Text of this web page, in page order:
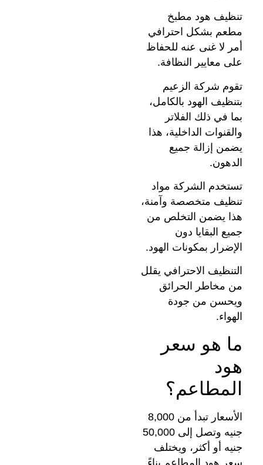
تنظيف هود مطبخ
مطعم بشكل احترافي
أمر لا غنى عنه للحفاظ
على معايير النظافة.
تقوم شركة الزعيم
بتنظيف الهود بالكامل،
بما في ذلك الفلاتر
والقنوات الداخلية، هذا
يضمن إزالة جميع
الدهون.
تستخدم الشركة مواد
تنظيف متخصصة وآمنة،
هذا يضمن التخلص من
جميع البقايا دون
الإضرار بمكونات الهود.
التنظيف الاحترافي يقلل
من مخاطر الحرائق
ويحسن من جودة
الهواء.
ما هو سعر
هود
المطاعم؟
الأسعار تبدأ من 8,000
جنيه وتصل إلى 50,000
جنيه أو أكثر، ويختلف
سعر هود المطاعم بناءً